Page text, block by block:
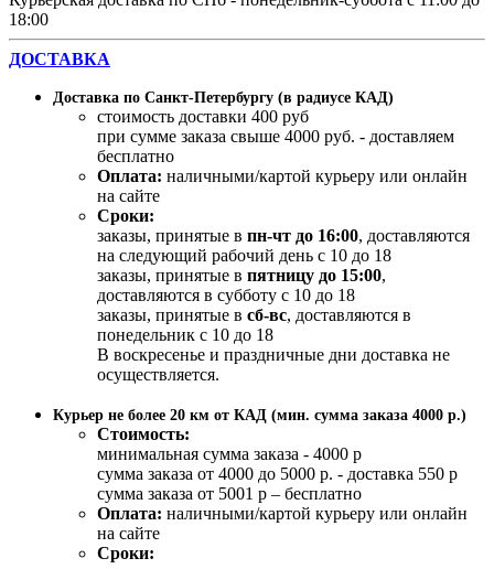
18:00
ДОСТАВКА
Доставка по Санкт-Петербургу (в радиусе КАД)
стоимость доставки 400 руб
при сумме заказа свыше 4000 руб. - доставляем
бесплатно
Оплата: наличными/картой курьеру или онлайн
на сайте
Сроки:
заказы, принятые в пн-чт до 16:00, доставляются
на следующий рабочий день с 10 до 18
заказы, принятые в пятницу до 15:00,
доставляются в субботу с 10 до 18
заказы, принятые в сб-вс, доставляются в
понедельник с 10 до 18
В воскресенье и праздничные дни доставка не
осуществляется.
Курьер не более 20 км от КАД (мин. сумма заказа 4000 р.)
Стоимость:
минимальная сумма заказа - 4000 р
сумма заказа от 4000 до 5000 р. - доставка 550 р
сумма заказа от 5001 р – бесплатно
Оплата: наличными/картой курьеру или онлайн
на сайте
Сроки: